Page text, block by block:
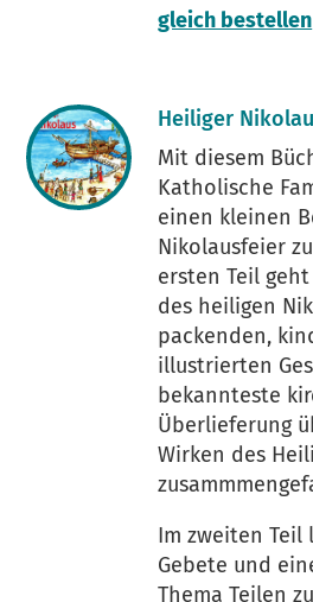
gleich bestellen
Heiliger
Mit diesem
Katholische
einen kleinen
Nikolausfeier
ersten Teil
des heiligen
packenden,
illustrierten
bekannteste
Überlieferung
Wirken des
Im zweiten Teil
Gebete und
Thema Teilen